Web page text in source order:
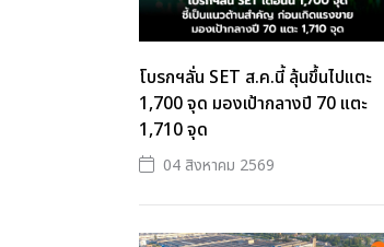
โบรกฯลั่น SET ส.ค.นี้ ลุ้นขึ้นไปแตะ
1,700 จุด มองเป้ากลางปี 70 แตะ
1,710 จุด
04 สิงหาคม 2569